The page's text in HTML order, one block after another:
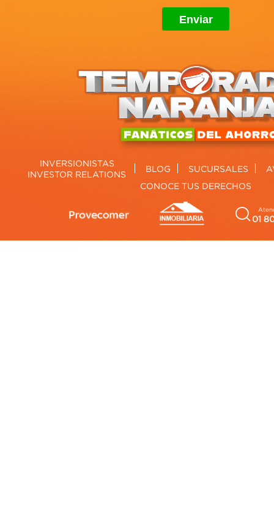
INVERSIONISTAS
INVESTOR RELATIONS
BLOG SUCURSALES
CONOCE TUS DERECHOS
01